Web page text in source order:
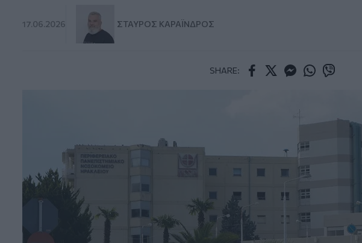
17.06.2026 ΣΤΑΎΡΟΣ ΚΑΡΑΪ́ΝΔΡΟΣ
SHARE: